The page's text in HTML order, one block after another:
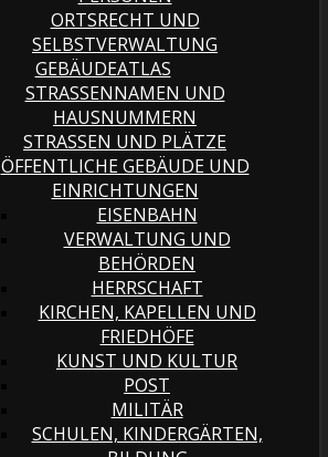
ORTSRECHT UND
SELBSTVERWALTUNG
GEBÄUDEATLAS
STRASSENNAMEN UND H
AUSNUMMERN
STRASSEN UND PLÄTZE
ÖFFENTLICHE GEBÄUDE UND
EINRICHTUNGEN
EISENBAHN
VERWALTUNG UND
BEHÖRDEN
HERRSCHAFT
KIRCHEN, KAPELLEN UND
FRIEDHÖFE
KUNST UND KULTUR
POST
MILITÄR
SCHULEN, KINDERGÄRTEN,